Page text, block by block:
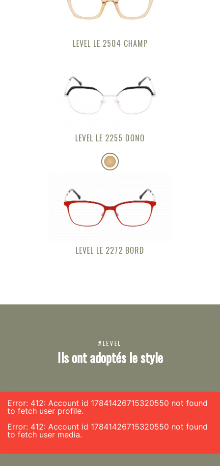
LEVEL LE 2504 CHAMP
LEVEL LE 2255 DONO
LEVEL LE 2272 BORD
#LEVEL
Ils ont adoptés le style
Error: 412: Account id 17841426715320550 not found
to fetch user profile.
Error: 412: Account id 17841426715320550 not found
to fetch user media.